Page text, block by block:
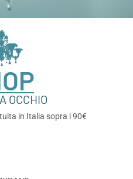
OCCHIO
in Italia sopra i 90€